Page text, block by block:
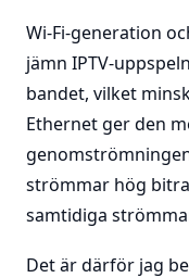
Wi-Fi-generation
jämn IPTV-
bandet, vilket
Ethernet ger den
strömmar hög
samtidiga
Det är därför jag